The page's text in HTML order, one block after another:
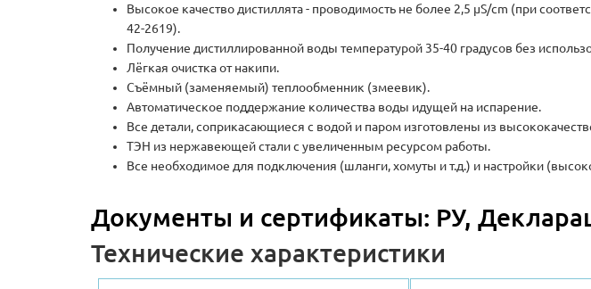
Высокое качество дистиллята - проводимость не более 2,5 μS/cm (при
42-2619).
Получение дистиллированной воды температурой 35-40 градусов без
Лёгкая очистка от накипи.
Съёмный (заменяемый) теплообменник (змеевик).
Автоматическое поддержание количества воды идущей на испарение.
Все детали, соприкасающиеся с водой и паром изготовлены из
ТЭН из нержавеющей стали с увеличенным ресурсом работы.
Все необходимое для подключения (шланги, хомуты и т.д.) и настройки
Документы и сертификаты: РУ,
Технические характеристики